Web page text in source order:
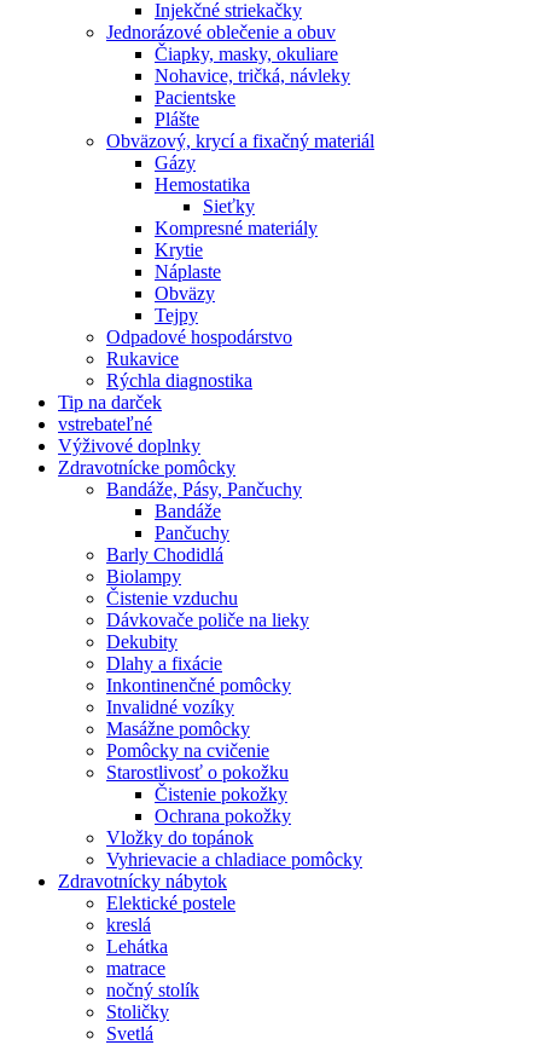
Injekčné striekačky
Jednorázové oblečenie a obuv
Čiapky, masky, okuliare
Nohavice, tričká, návleky
Pacientske
Plášte
Obväzový, krycí a fixačný materiál
Gázy
Hemostatika
Sieťky
Kompresné materiály
Krytie
Náplaste
Obväzy
Tejpy
Odpadové hospodárstvo
Rukavice
Rýchla diagnostika
Tip na darček
vstrebateľné
Výživové doplnky
Zdravotnícke pomôcky
Bandáže, Pásy, Pančuchy
Bandáže
Pančuchy
Barly Chodidlá
Biolampy
Čistenie vzduchu
Dávkovače poliče na lieky
Dekubity
Dlahy a fixácie
Inkontinenčné pomôcky
Invalidné vozíky
Masážne pomôcky
Pomôcky na cvičenie
Starostlivosť o pokožku
Čistenie pokožky
Ochrana pokožky
Vložky do topánok
Vyhrievacie a chladiace pomôcky
Zdravotnícky nábytok
Elektické postele
kreslá
Lehátka
matrace
nočný stolík
Stoličky
Svetlá